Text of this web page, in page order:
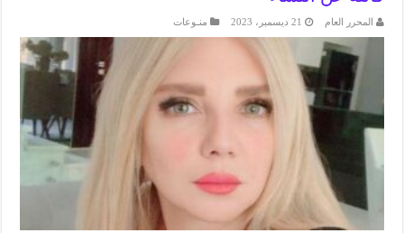
المحرر العام 21 ديسمبر، 2023 منـوعات